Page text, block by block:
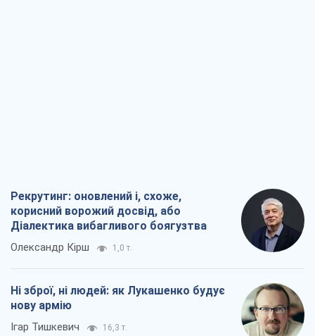
Рекрутинг: оновлений і, схоже,
корисний ворожий досвід, або
Діалектика вибагливого боягузтва
Олександр Кірш 1,0 т.
Ні зброї, ні людей: як Лукашенко будує
нову армію
Ігар Тишкевич 16,3 т.